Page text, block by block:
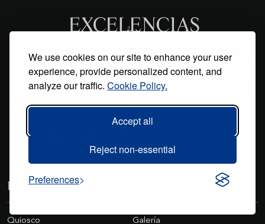
We use cookies on our site to enhance your user
experience, provide personalized content, and
analyze our traffic. Cookie Policy.
Accept all
Reject non-essential
Preferences
Excelencias Gourmet es un periódico digital de gastronomía que
informa con rigor y calidad sobre España y Latinoamérica.
Noticias, vinos, chefs, recetas y tendencias para profesionales y
ENLACES DE INTERÉS
Quiosco Galería